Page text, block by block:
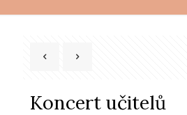
Koncert učitelů